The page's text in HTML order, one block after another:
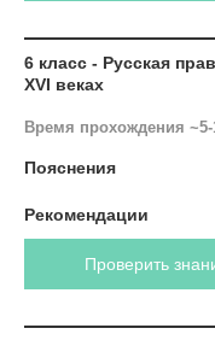
6 класс - Русская
XVI веках
Время прохождения
Пояснения
Рекомендации
Проверить